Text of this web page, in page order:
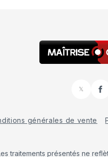
𝕏
générales de vente
traitements présentés ne